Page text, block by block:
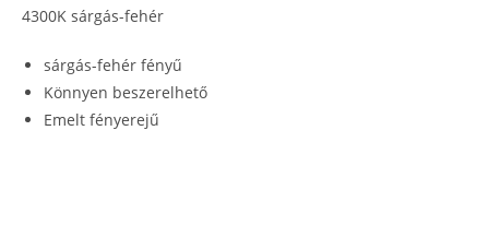
4300K sárgás-fehér
sárgás-fehér fényű
Könnyen beszerelhető
Emelt fényerejű